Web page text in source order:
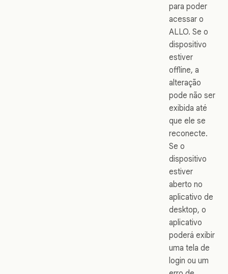
para poder
acessar o
ALLO. Se o
dispositivo
estiver
offline, a
alteração
pode não ser
exibida até
que ele se
reconecte.
Se o
dispositivo
estiver
aberto no
aplicativo de
desktop, o
aplicativo
poderá exibir
uma tela de
login ou um